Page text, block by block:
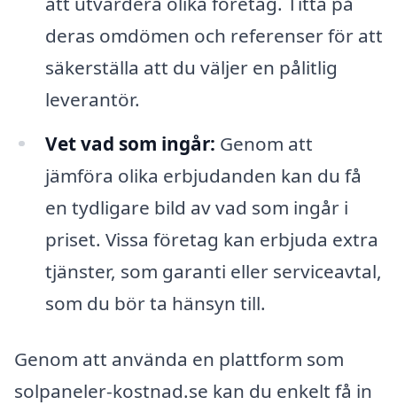
deras omdömen och referenser för att
säkerställa att du väljer en pålitlig
leverantör.
Vet vad som ingår: Genom att
jämföra olika erbjudanden kan du få
en tydligare bild av vad som ingår i
priset. Vissa företag kan erbjuda extra
tjänster, som garanti eller serviceavtal,
som du bör ta hänsyn till.
Genom att använda en plattform som
solpaneler-kostnad.se kan du enkelt få in